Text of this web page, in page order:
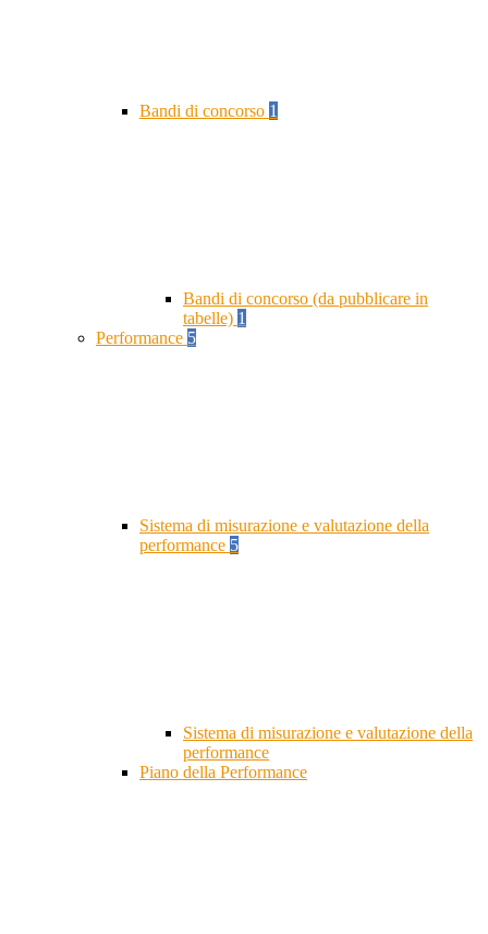
Bandi di concorso 1
Bandi di concorso (da pubblicare in
tabelle) 1
Performance 5
Sistema di misurazione e valutazione della
performance 5
Sistema di misurazione e valutazione della
performance
Piano della Performance